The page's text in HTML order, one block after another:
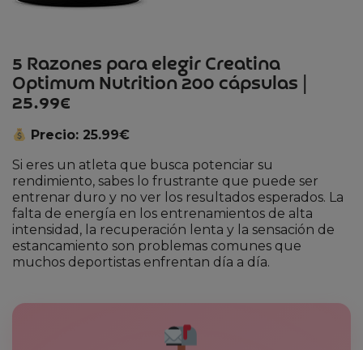
5 Razones para elegir Creatina
Optimum Nutrition 200 cápsulas |
25.99€
Precio: 25.99€
Si eres un atleta que busca potenciar su
rendimiento, sabes lo frustrante que puede ser
entrenar duro y no ver los resultados esperados. La
falta de energía en los entrenamientos de alta
intensidad, la recuperación lenta y la sensación de
estancamiento son problemas comunes que
muchos deportistas enfrentan día a día.